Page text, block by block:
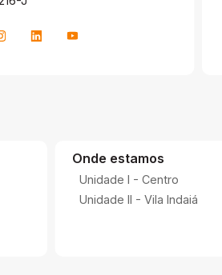
Onde estamos
Unidade I - Centro
Unidade II - Vila Indaiá